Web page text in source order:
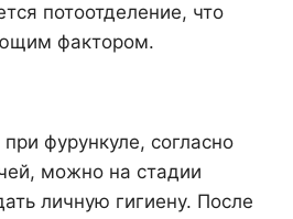
потоотделение, что
фактором.
фурункуле, согласно
можно на стадии
личную гигиену. После